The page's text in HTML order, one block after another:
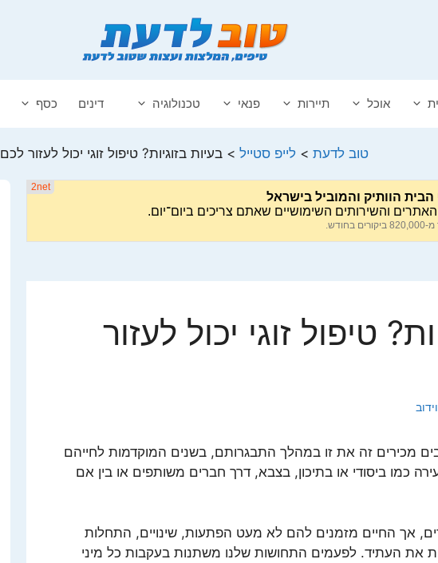
אוכל תיירות פנאי טכנולוגיה דינים כסף
טוב לדעת > לייפ סטייל > בעיות בזוגיות? טיפול זוגי יכול לעזור לכם
טיפול זוגי יכול לעזור
מכירים זה את זו במהלך התבגרותם, בשנים המוקדמות לחייהם
כמו ביסודי או בתיכון, בצבא, דרך חברים משותפים או בין אם
אך החיים מזמנים להם לא מעט הפתעות, שינויים, התחלות
את העתיד. לפעמים התחושות שלנו משתנות בעקבות כל מיני